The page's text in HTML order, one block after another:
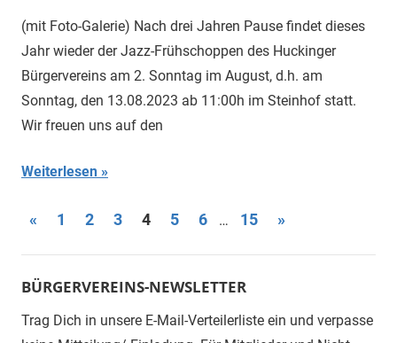
(mit Foto-Galerie) Nach drei Jahren Pause findet dieses
Jahr wieder der Jazz-Frühschoppen des Huckinger
Bürgervereins am 2. Sonntag im August, d.h. am
Sonntag, den 13.08.2023 ab 11:00h im Steinhof statt.
Wir freuen uns auf den
Weiterlesen
Seitennummerierung
der
Beiträge
« Vorherige
1 2 3 4 5 6 … 15
Nächste
»
BÜRGERVEREINS-NEWSLETTER
Trag Dich in unsere E-Mail-Verteilerliste ein und verpasse